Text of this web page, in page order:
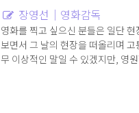
장영선｜영화감독
영화를 찍고 싶으신 분들은 일단
보면서 그 날의 현장을 떠올리며
무 이상적인 말일 수 있겠지만, 영